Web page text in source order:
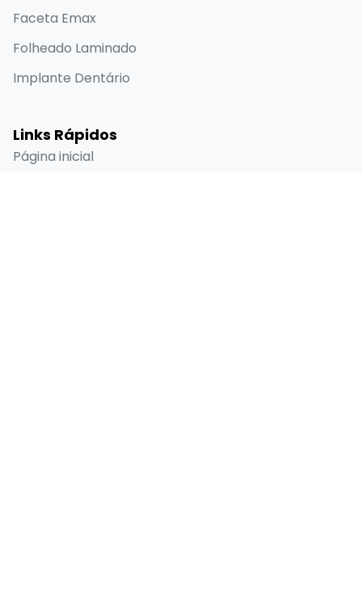
Faceta Emax
Folheado Laminado
Implante Dentário
Links Rápidos
Página inicial